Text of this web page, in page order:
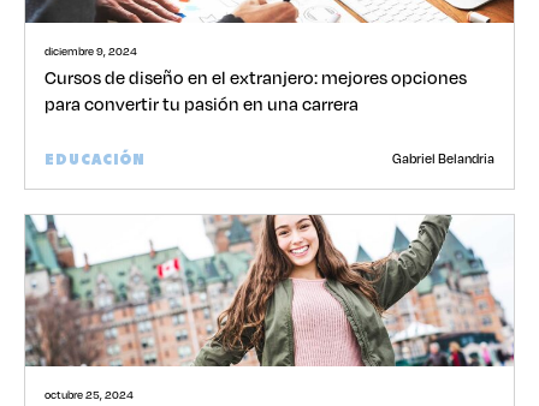
diciembre 9, 2024
Cursos de diseño en el extranjero: mejores opciones
para convertir tu pasión en una carrera
EDUCACIÓN Gabriel Belandria
octubre 25, 2024